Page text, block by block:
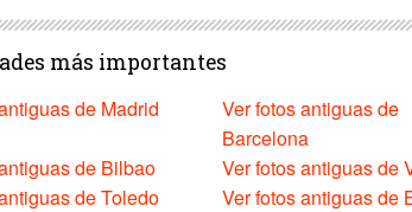
más importantes
de Madrid
Ver fotos antiguas de
Barcelona
de Bilbao Ver fotos antiguas de
de Toledo
Ver fotos antiguas de